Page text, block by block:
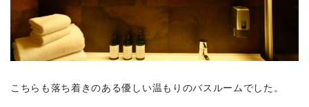
こちらも落ち着きのある優しい温もりのバスルームでした。